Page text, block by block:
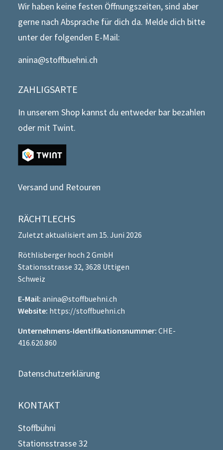
Wir haben keine festen Öffnungszeiten, sind aber
gerne nach Absprache für dich da. Melde dich bitte
unter der folgenden E-Mail:
anina@stoffbuehni.ch
ZAHLIGSARTE
In unserem Shop kannst du entweder bar bezahlen
oder mit Twint.
Versand und Retouren
RÄCHTLECHS
Zuletzt aktualisiert am 15. Juni 2026
Röthlisberger hoch 2 GmbH
Stationsstrasse 32, 3628 Uttigen
Schweiz
E-Mail: anina@stoffbuehni.ch
Website: https://stoffbuehni.ch
Unternehmens-Identifikationsnummer: CHE-
416.620.860
Datenschutzerklärung
KONTAKT
Stoffbühni
Stationsstrasse 32